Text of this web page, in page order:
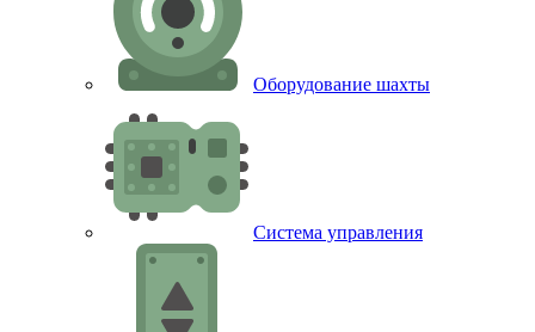
Оборудование шахты
Система управления